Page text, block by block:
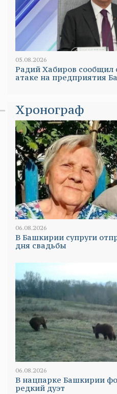
05.08.2026
Радий Хабиров сообщил
атаке на предприятия
Хронограф
06.08.2026
В Башкирии супруги
дня свадьбы
06.08.2026
В нацпарке Башкирии
редкий дуэт